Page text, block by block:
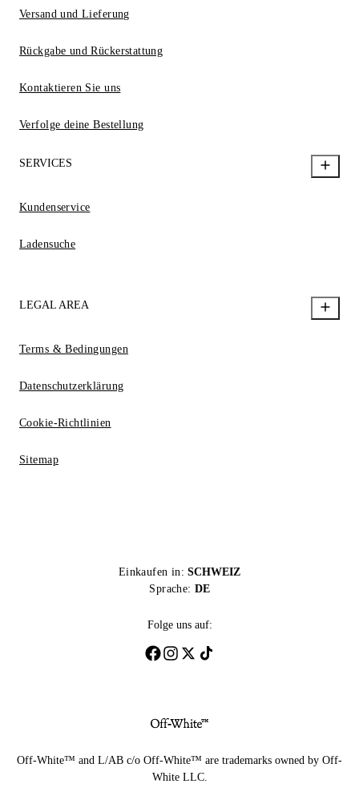
Versand und Lieferung
Rückgabe und Rückerstattung
Kontaktieren Sie uns
Verfolge deine Bestellung
SERVICES
Kundenservice
Ladensuche
LEGAL AREA
Terms & Bedingungen
Datenschutzerklärung
Cookie-Richtlinien
Sitemap
Einkaufen in: SCHWEIZ
Sprache: DE
Folge uns auf:
Off-White™ and L/AB c/o Off-White™ are trademarks owned by Off-
White LLC.